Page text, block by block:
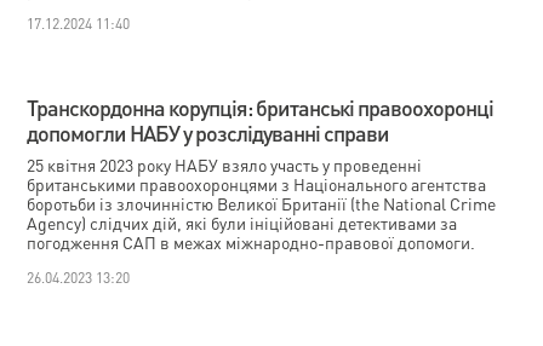
17.12.2024 11:40
Транскордонна корупція: британські правоохоронці
допомогли НАБУ у розслідуванні справи
25 квітня 2023 року НАБУ взяло участь у проведенні
британськими правоохоронцями з Національного агентства
боротьби із злочинністю Великої Британії (the National Crime
Agency) слідчих дій, які були ініційовані детективами за
погодження САП в межах міжнародно-правової допомоги.
26.04.2023 13:20